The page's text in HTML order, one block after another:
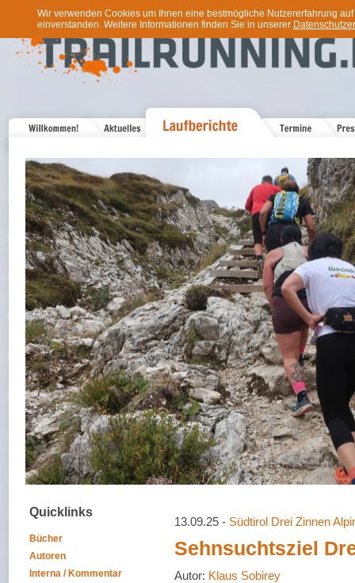
Wir verwenden Cookies um Ihnen eine bestmögliche Nutzererfahrung
einverstanden. Weitere Informationen finden Sie in unserer
Quicklinks
Bücher
Autoren
Interna / Kommentar
13.09.25 - Südtirol Drei Zinnen
Sehnsuchtsziel
Autor: Klaus Sobirey